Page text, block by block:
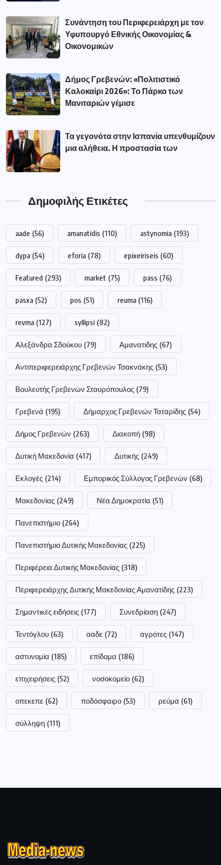
Συνάντηση του Περιφερειάρχη με τον
Υφυπουργό Εθνικής Οικονομίας &
Οικονομικών
Δήμος Γρεβενών: «Πολιτιστικό
Καλοκαίρι 2026»: Το Πάρκο των
Μανιταριών γέμισε
Τα γεγονότα στην Ισπανία υπενθυμίζουν
μια αλήθεια. Η προστασία των
Δημοφιλής Ετικέτες
aade (56) amanatidis (110) astynomia (193)
dypa (54) eforia (78) epixeiriseis (60)
Featured (293) market (75) pass (76)
pasxa (52) pos (51) reuma (116)
revma (127) syllipsi (82)
Αλεξάνδρα Σδούκου (79) Αμανατιδης (67)
Αντιπεριφερειάρχης Γρεβενών Τσακνάκης (53)
Βουλευτής Γρεβενών Σταυρόπουλος (79)
Γρεβενά (195) Δήμαρχος Γρεβενών Ταταρίδης (54)
Δήμος Γρεβενών (263) Διακοπή (98)
Δυτική Μακεδονία (417) Δυτικής (249)
Εκλογές (214) Εμπορικός Σύλλογος Γρεβενών (68)
Μακεδονίας (249) Νέα Δημοκρατία (51)
Πανεπιστήμιο (264)
Πανεπιστήμιο Δυτικής Μακεδονίας (225)
Περιφέρεια Δυτικής Μακεδονίας (318)
Περιφερειάρχης Δυτικής Μακεδονίας Αμανατίδης (223)
Σημαντικές ειδήσεις (177) Συνεδρίαση (247)
Τεντόγλου (63) ααδε (72) αγρότες (147)
αστυνομία (185) επίδομα (186)
επιχειρήσεις (52) νοσοκομείο (62)
οπεκεπε (62) ποδόσφαιρο (53) ρεύμα (61)
σύλληψη (111)